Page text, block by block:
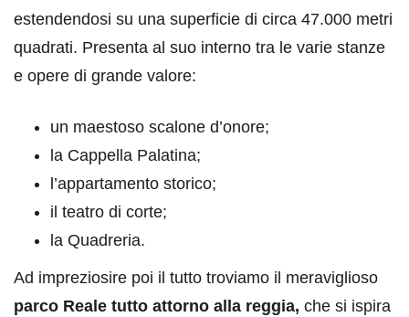
estendendosi su una superficie di circa 47.000 metri
quadrati. Presenta al suo interno tra le varie stanze
e opere di grande valore:
un maestoso scalone d’onore;
la Cappella Palatina;
l’appartamento storico;
il teatro di corte;
la Quadreria.
Ad impreziosire poi il tutto troviamo il meraviglioso
parco Reale tutto attorno alla reggia, che si ispira